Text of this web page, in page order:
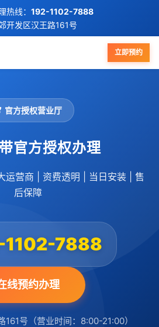
热线： 192-1102-7888
开发区汉王路161号
立即预约
官方授权营业厅
官方授权办理
运营商 | 资费透明 | 当日安装 | 售
后保障
1102-7888
线预约办理
161号（营业时间：8:00-21:00）